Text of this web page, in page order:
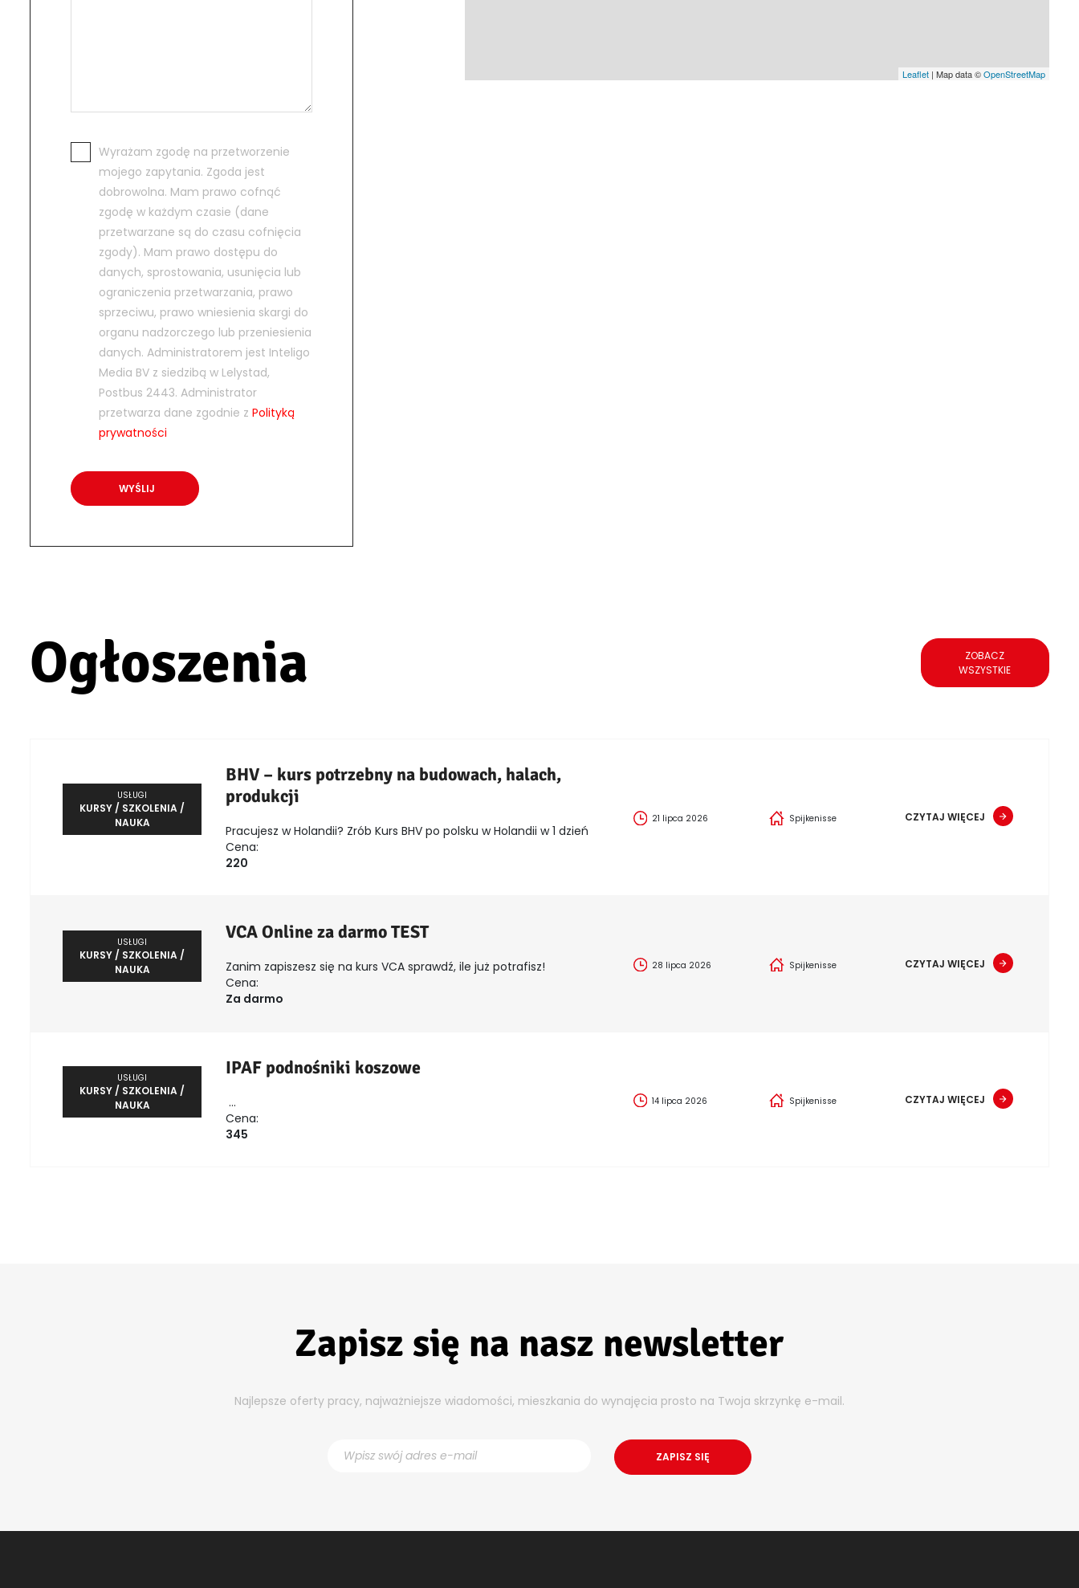
Wyrażam zgodę na przetworzenie
mojego zapytania. Zgoda jest
dobrowolna. Mam prawo cofnąć
zgodę w każdym czasie (dane
przetwarzane są do czasu cofnięcia
zgody). Mam prawo dostępu do
danych, sprostowania, usunięcia lub
ograniczenia przetwarzania, prawo
sprzeciwu, prawo wniesienia skargi do
organu nadzorczego lub przeniesienia
danych. Administratorem jest Inteligo
Media BV z siedzibą w Lelystad,
Postbus 2443. Administrator
przetwarza dane zgodnie z Polityką
prywatności
Leaflet| Map data ©OpenStreetMap
Ogłoszenia
ZOBACZ
WSZYSTKIE
USŁUGI
KURSY / SZKOLENIA /
NAUKA
BHV – kurs potrzebny na budowach, halach,
produkcji
Pracujesz w Holandii? Zrób Kurs BHV po polsku w Holandii w 1 dzień
Cena:
220
21 lipca 2026 Spijkenisse CZYTAJ WIĘCEJ
USŁUGI
KURSY / SZKOLENIA /
NAUKA
VCA Online za darmo TEST
Zanim zapiszesz się na kurs VCA sprawdź, ile już potrafisz!
Cena:
Za darmo
28 lipca 2026 Spijkenisse CZYTAJ WIĘCEJ
USŁUGI
KURSY / SZKOLENIA /
NAUKA
IPAF podnośniki koszowe
...
Cena:
345
14 lipca 2026 Spijkenisse CZYTAJ WIĘCEJ
Zapisz się na nasz newsletter
Najlepsze oferty pracy, najważniejsze wiadomości, mieszkania do wynajęcia prosto na Twoja skrzynkę e-mail.